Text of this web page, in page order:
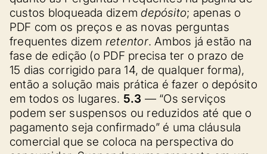
custos bloqueada dizemdepósito; apenas o
PDF com os preços e as novas perguntas
frequentes dizem retentor. Ambos já estão na
fase de edição (o PDF precisa ter o prazo de
15 dias corrigido para 14, de qualquer forma),
então a solução mais prática é fazer o depósito
em todos os lugares. 5.3 — “Os serviços
podem ser suspensos ou reduzidos até que o
pagamento seja confirmado” é uma cláusula
comercial que se coloca na perspectiva do